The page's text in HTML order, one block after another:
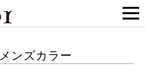
メンズカラー